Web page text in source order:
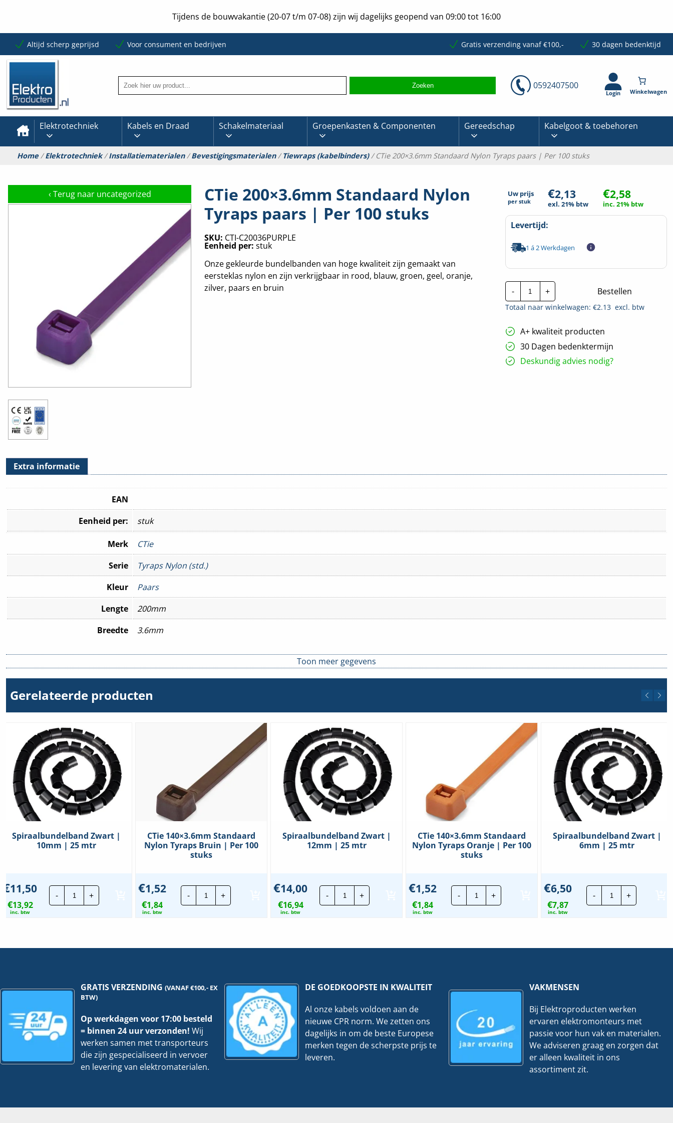
Tijdens de bouwvakantie (20-07 t/m 07-08) zijn wij dagelijks geopend van 09:00 tot 16:00
Altijd scherp geprijsd Voor consument en bedrijven Gratis verzending vanaf €100,- 30 dagen bedenktijd
0592407500
Login
Elektrotechniek Kabels en Draad Schakelmateriaal Groepenkasten & Componenten Gereedschap Kabelgoot & toebehoren
Home/Elektrotechniek/Installatiematerialen/Bevestigingsmaterialen/Tiewraps (kabelbinders)/ CTie 200×3.6mm Standaard Nylon Tyraps paars | Per 100 stuks
‹ Terug naar uncategorized
CTie 200×3.6mm Standaard Nylon
Tyraps paars | Per 100 stuks
SKU: CTI-C20036PURPLE
Eenheid per: stuk
Onze gekleurde bundelbanden van hoge kwaliteit zijn gemaakt van
eersteklas nylon en zijn verkrijgbaar in rood, blauw, groen, geel, oranje,
zilver, paars en bruin
Uw prijs
per stuk €2,13
exl. 21% btw
€2,58
inc. 21% btw
Levertijd:
1 á 2 Werkdagen
-
CTie
200x3.6mm
Standaard
Nylon
paars
|
Per
100
stuks
hoeveelheid
+ Bestellen
Totaal naar winkelwagen: €2.13excl. btw
A+ kwaliteit producten
30 Dagen bedenktermijn
Deskundig advies nodig?
Extra informatie
EAN
Eenheid per:
stuk
Merk
CTie
Serie
Tyraps Nylon (std.)
Kleur
Paars
Lengte
200mm
Breedte
3.6mm
Toon meer gegevens
Gerelateerde producten
Spiraalbundelband Zwart |
10mm | 25 mtr
€11,50
€13,92
inc. btw
-
Spiraalbundelband
Zwart
|
+
CTie 140×3.6mm Standaard
Nylon Tyraps Bruin | Per 100
stuks
€1,52
€1,84
inc. btw
-
CTie
140x3.6mm
Standaard
+
Spiraalbundelband Zwart |
12mm | 25 mtr
€14,00
€16,94
inc. btw
-
Spiraalbundelband
Zwart
|
+
CTie 140×3.6mm Standaard
Nylon Tyraps Oranje | Per 100
stuks
€1,52
€1,84
inc. btw
-
CTie
140x3.6mm
Standaard
+
Spiraalbundelband Zwart |
6mm | 25 mtr
€6,50
€7,87
inc. btw
- Zwart
|
+
GRATIS VERZENDING(VANAF €100,- EX
BTW)
Op werkdagen voor 17:00 besteld
= binnen 24 uur verzonden! Wij
werken samen met transporteurs
die zijn gespecialiseerd in vervoer
en levering van elektromaterialen.
DE GOEDKOOPSTE IN KWALITEIT
Al onze kabels voldoen aan de
nieuwe CPR norm. We zetten ons
dagelijks in om de beste Europese
merken tegen de scherpste prijs te
leveren.
VAKMENSEN
Bij Elektroproducten werken
ervaren elektromonteurs met
passie voor hun vak en materialen.
We adviseren graag en zorgen dat
er alleen kwaliteit in ons
assortiment zit.